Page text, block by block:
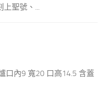
聖號、...
口內9 寬20 口高14.5 含蓋